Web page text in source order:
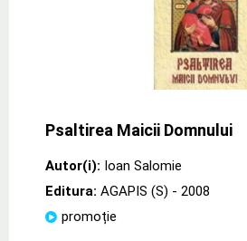
Psaltirea Maicii Domnului
Autor(i): Ioan Salomie
Editura: AGAPIS (S) - 2008
promoție